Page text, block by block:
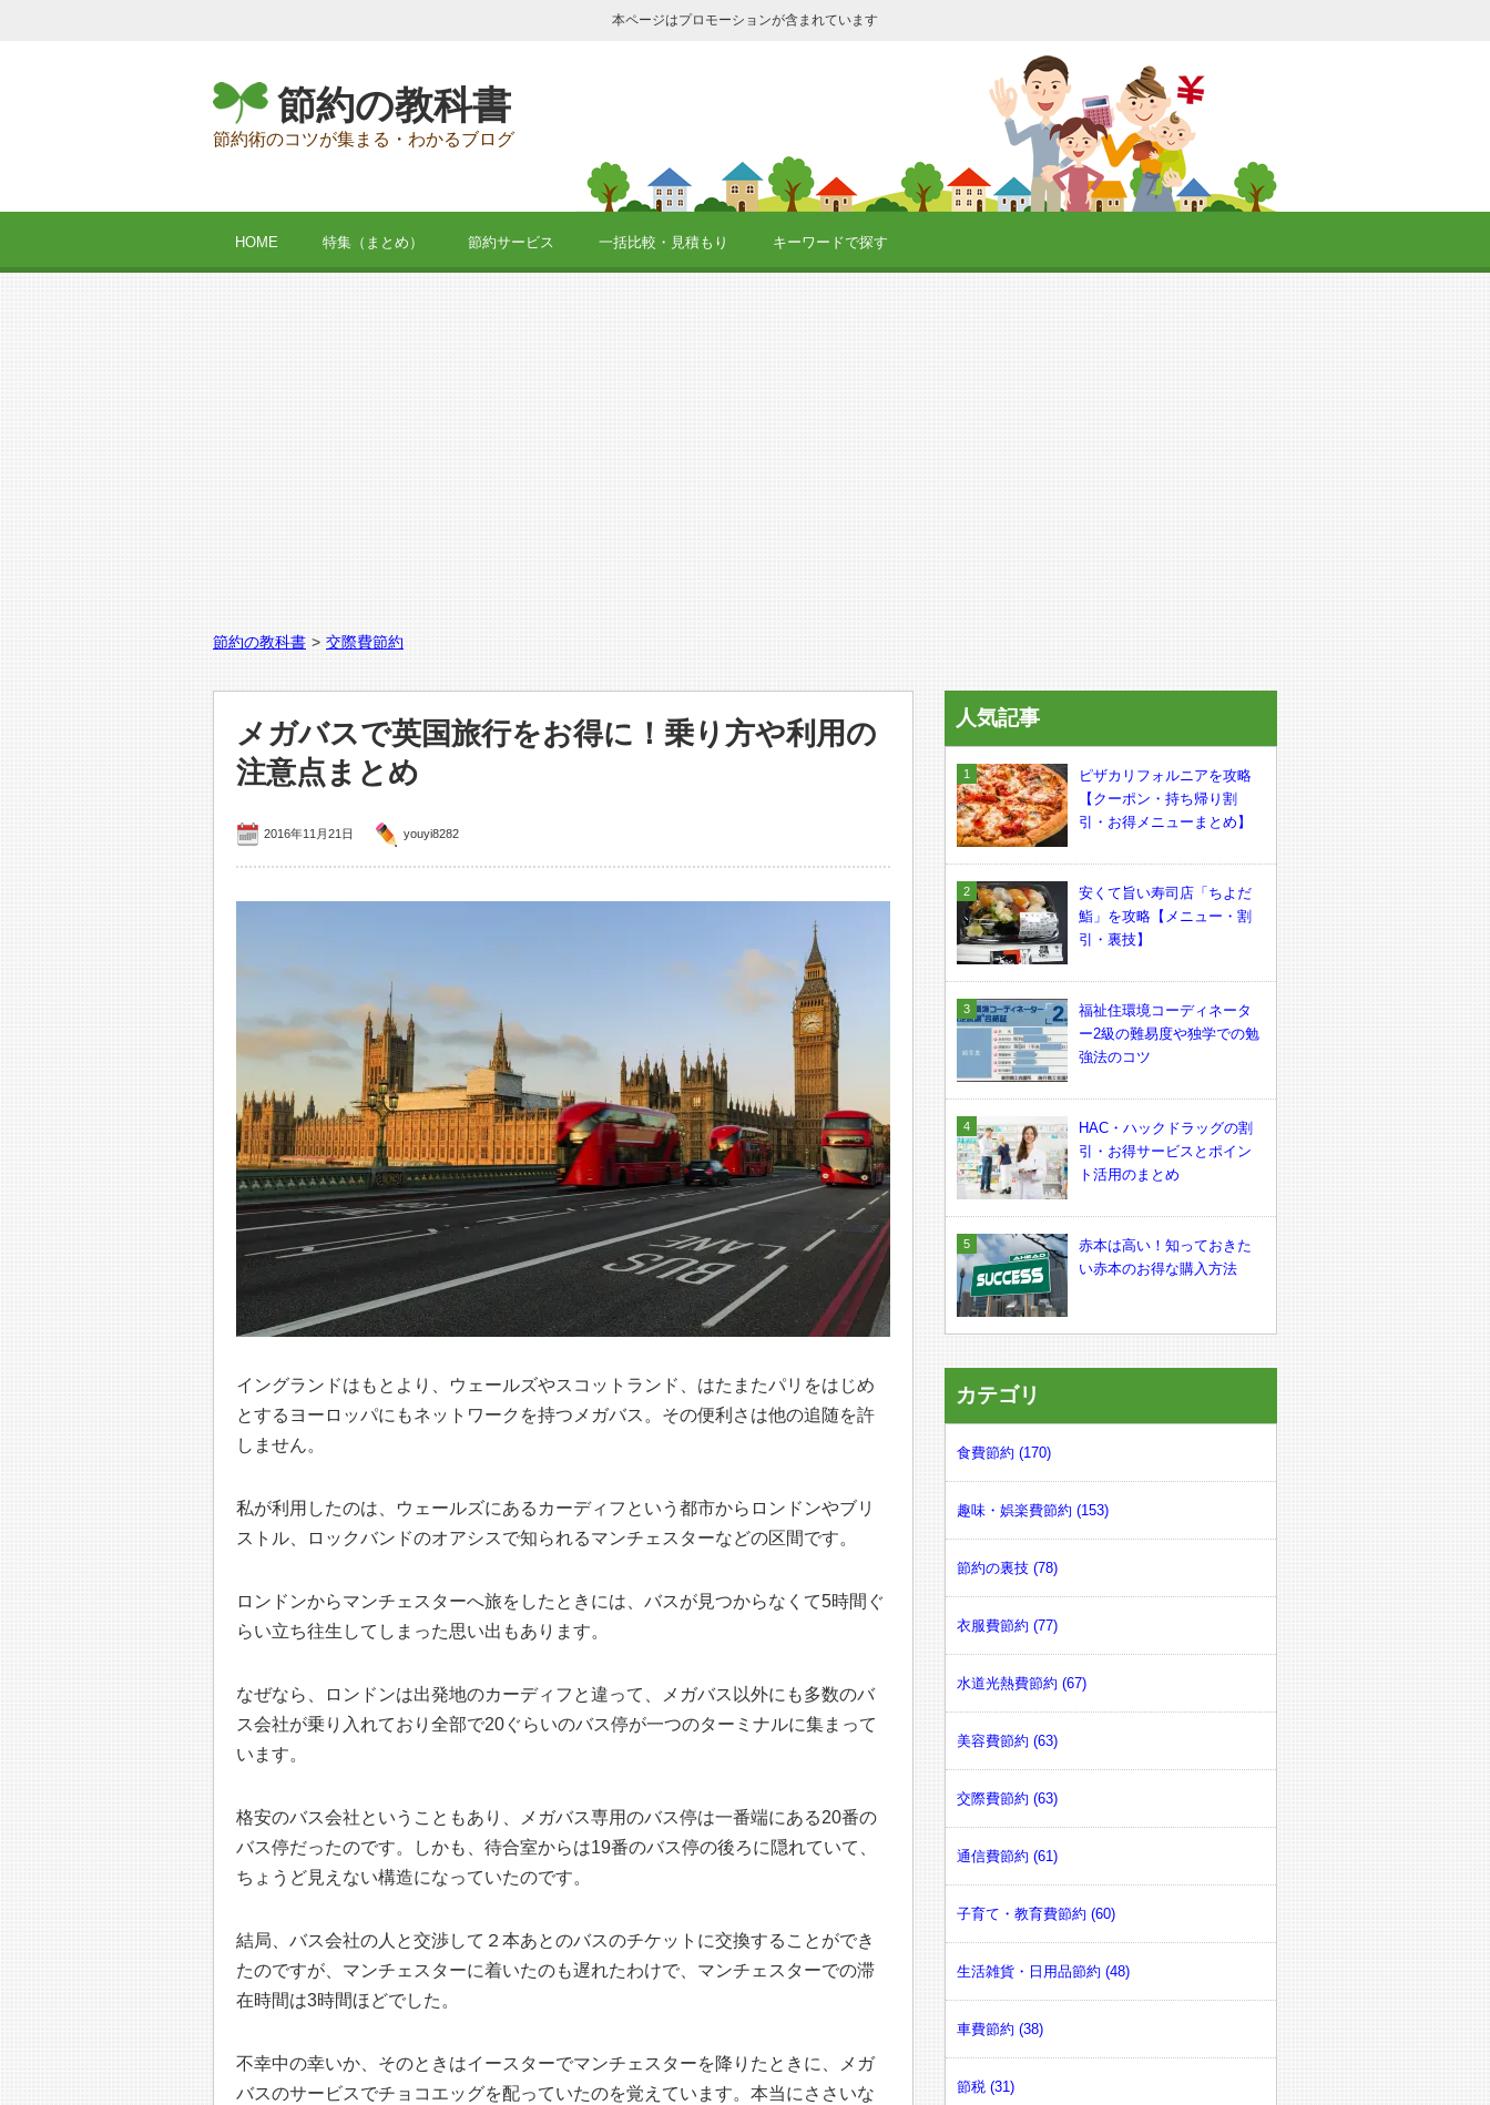
本ページはプロモーションが含まれています
節約の教科書
節約術のコツが集まる・わかるブログ
HOME 特集（まとめ） 節約サービス 一括比較・見積もり キーワードで探す
節約の教科書 > 交際費節約
メガバスで英国旅行をお得に！乗り方や利用の
注意点まとめ
2016年11月21日 youyi8282
イングランドはもとより、ウェールズやスコットランド、はたまたパリをはじめ
とするヨーロッパにもネットワークを持つメガバス。その便利さは他の追随を許
しません。
私が利用したのは、ウェールズにあるカーディフという都市からロンドンやブリ
ストル、ロックバンドのオアシスで知られるマンチェスターなどの区間です。
ロンドンからマンチェスターへ旅をしたときには、バスが見つからなくて5時間ぐ
らい立ち往生してしまった思い出もあります。
なぜなら、ロンドンは出発地のカーディフと違って、メガバス以外にも多数のバ
ス会社が乗り入れており全部で20ぐらいのバス停が一つのターミナルに集まって
います。
格安のバス会社ということもあり、メガバス専用のバス停は一番端にある20番の
バス停だったのです。しかも、待合室からは19番のバス停の後ろに隠れていて、
ちょうど見えない構造になっていたのです。
結局、バス会社の人と交渉して２本あとのバスのチケットに交換することができ
たのですが、マンチェスターに着いたのも遅れたわけで、マンチェスターでの滞
在時間は3時間ほどでした。
不幸中の幸いか、そのときはイースターでマンチェスターを降りたときに、メガ
バスのサービスでチョコエッグを配っていたのを覚えています。本当にささいな
人気記事
ピザカリフォルニアを攻略
【クーポン・持ち帰り割
引・お得メニューまとめ】
安くて旨い寿司店「ちよだ
鮨」を攻略【メニュー・割
引・裏技】
福祉住環境コーディネータ
ー2級の難易度や独学での勉
強法のコツ
HAC・ハックドラッグの割
引・お得サービスとポイン
ト活用のまとめ
赤本は高い！知っておきた
い赤本のお得な購入方法
カテゴリ
食費節約 (170)
趣味・娯楽費節約 (153)
節約の裏技 (78)
衣服費節約 (77)
水道光熱費節約 (67)
美容費節約 (63)
交際費節約 (63)
通信費節約 (61)
子育て・教育費節約 (60)
生活雑貨・日用品節約 (48)
車費節約 (38)
節税 (31)